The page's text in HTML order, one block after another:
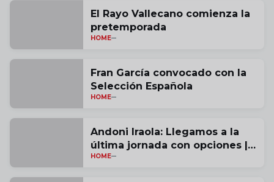
El Rayo Vallecano comienza la
pretemporada
HOME
Fran García convocado con la
Selección Española
HOME
Andoni Iraola: Llegamos a la
última jornada con opciones |
vídeo
HOME